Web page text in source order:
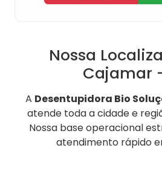
Nossa
Cajamar
A Desentupidora Bio
atende toda a cidade e
Nossa base operacional
atendimento rápido